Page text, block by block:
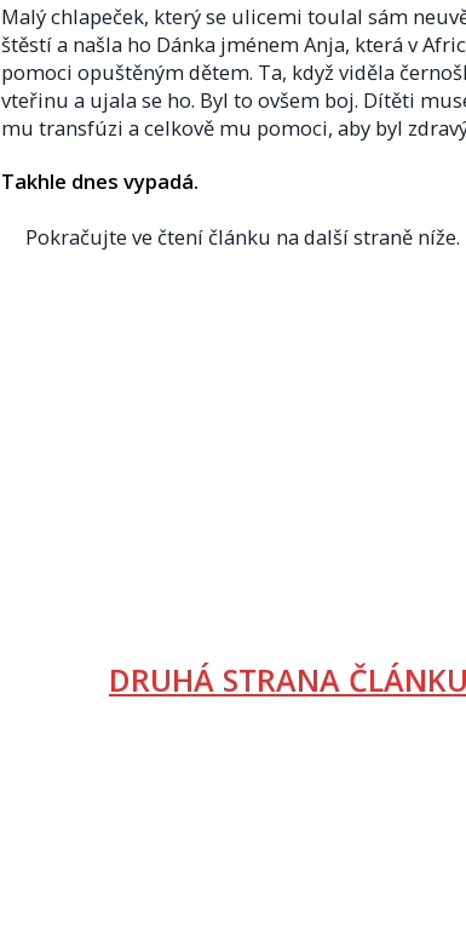
Malý chlapeček, který se ulicemi toulal sám
štěstí a našla ho Dánka jménem Anja, která v
pomoci opuštěným dětem. Ta, když viděla
vteřinu a ujala se ho. Byl to ovšem boj. Dítěti
mu transfúzi a celkově mu pomoci, aby byl
Takhle dnes vypadá.
Pokračujte ve čtení článku na další straně níže.
DRUHÁ STRANA